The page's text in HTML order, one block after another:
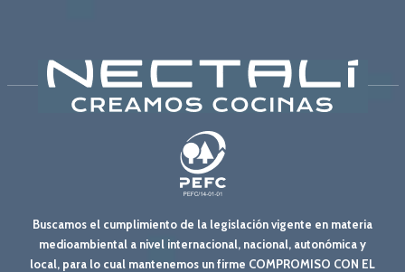
Buscamos el cumplimiento de la legislación vigente en materia
medioambiental a nivel internacional, nacional, autonómica y
local, para lo cual mantenemos un firme COMPROMISO CON EL